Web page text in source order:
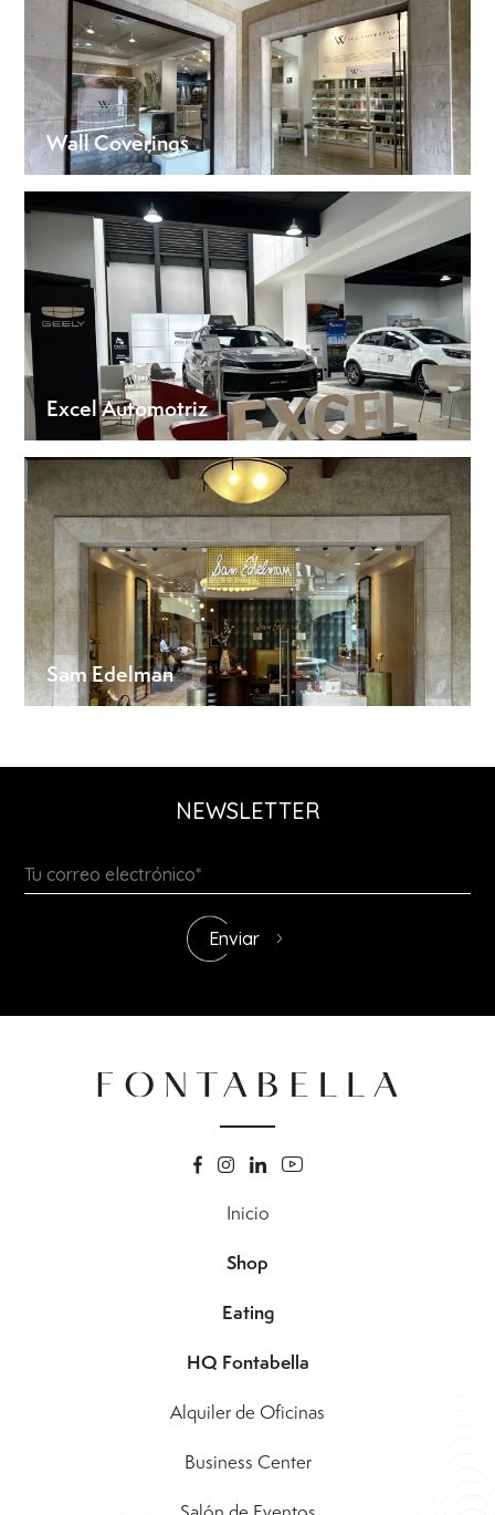
Wall Coverings
Excel Automotriz
Sam Edelman
NEWSLETTER
Inicio
Shop
Eating
HQ Fontabella
Alquiler de Oficinas
Business Center